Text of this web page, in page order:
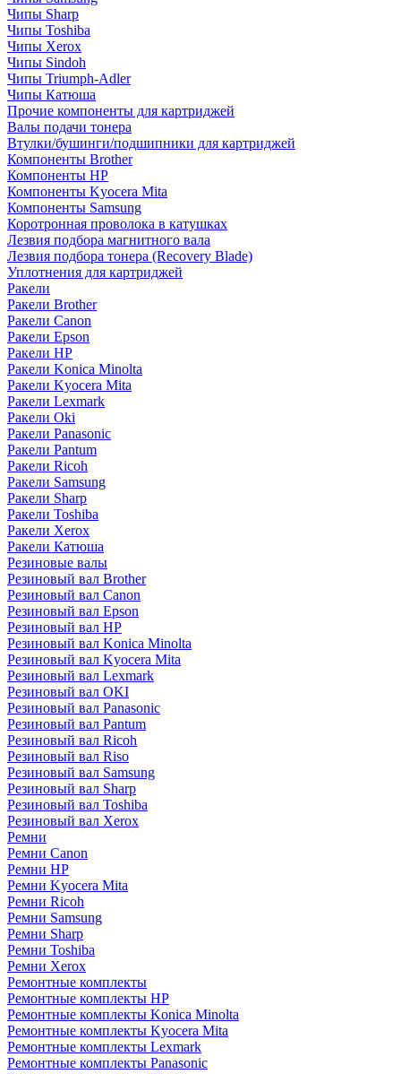
Чипы Sharp
Чипы Toshiba
Чипы Xerox
Чипы Sindoh
Чипы Triumph-Adler
Чипы Катюша
Прочие компоненты для картриджей
Валы подачи тонера
Втулки/бушинги/подшипники для картриджей
Компоненты Brother
Компоненты HP
Компоненты Kyocera Mita
Компоненты Samsung
Коротронная проволока в катушках
Лезвия подбора магнитного вала
Лезвия подбора тонера (Recovery Blade)
Уплотнения для картриджей
Ракели
Ракели Brother
Ракели Canon
Ракели Epson
Ракели HP
Ракели Konica Minolta
Ракели Kyocera Mita
Ракели Lexmark
Ракели Oki
Ракели Panasonic
Ракели Pantum
Ракели Ricoh
Ракели Samsung
Ракели Sharp
Ракели Toshiba
Ракели Xerox
Ракели Катюша
Резиновые валы
Резиновый вал Brother
Резиновый вал Canon
Резиновый вал Epson
Резиновый вал HP
Резиновый вал Konica Minolta
Резиновый вал Kyocera Mita
Резиновый вал Lexmark
Резиновый вал OKI
Резиновый вал Panasonic
Резиновый вал Pantum
Резиновый вал Ricoh
Резиновый вал Riso
Резиновый вал Samsung
Резиновый вал Sharp
Резиновый вал Toshiba
Резиновый вал Xerox
Ремни
Ремни Canon
Ремни HP
Ремни Kyocera Mita
Ремни Ricoh
Ремни Samsung
Ремни Sharp
Ремни Toshiba
Ремни Xerox
Ремонтные комплекты
Ремонтные комплекты HP
Ремонтные комплекты Konica Minolta
Ремонтные комплекты Kyocera Mita
Ремонтные комплекты Lexmark
Ремонтные комплекты Panasonic